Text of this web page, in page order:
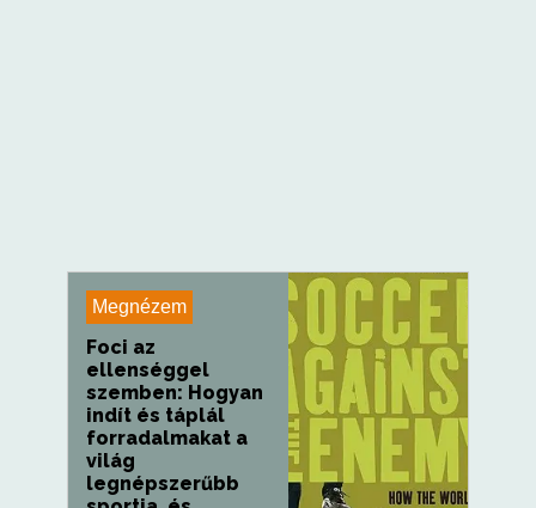
Megnézem
Foci az
ellenséggel
szemben: Hogyan
indít és táplál
forradalmakat a
világ
legnépszerűbb